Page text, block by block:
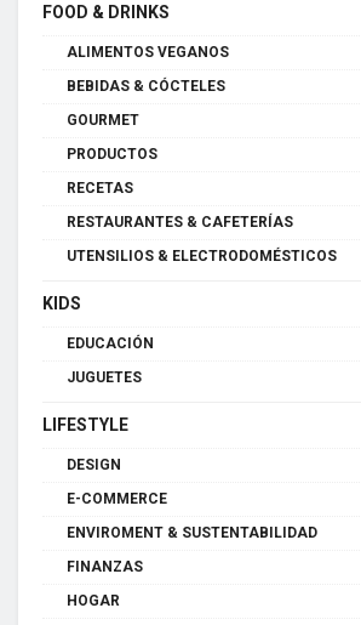
FOOD & DRINKS
ALIMENTOS VEGANOS
BEBIDAS & CÓCTELES
GOURMET
PRODUCTOS
RECETAS
RESTAURANTES & CAFETERÍAS
UTENSILIOS & ELECTRODOMÉSTICOS
KIDS
EDUCACIÓN
JUGUETES
LIFESTYLE
DESIGN
E-COMMERCE
ENVIROMENT & SUSTENTABILIDAD
FINANZAS
HOGAR